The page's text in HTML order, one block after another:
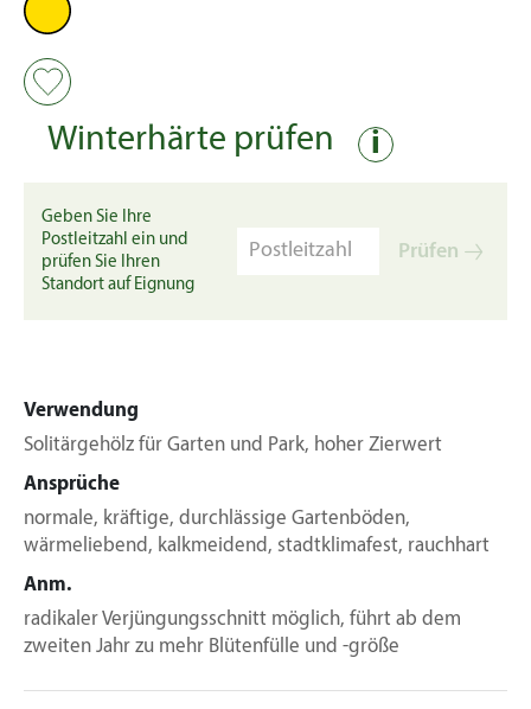
Winterhärte prüfen i
Geben Sie Ihre
Postleitzahl ein und
prüfen Sie Ihren
Standort auf Eignung
Prüfen
Verwendung
Solitärgehölz für Garten und Park, hoher Zierwert
Ansprüche
normale, kräftige, durchlässige Gartenböden,
wärmeliebend, kalkmeidend, stadtklimafest, rauchhart
Anm.
radikaler Verjüngungsschnitt möglich, führt ab dem
zweiten Jahr zu mehr Blütenfülle und -größe